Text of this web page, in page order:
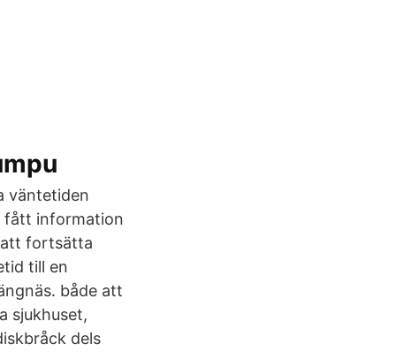
väntetiden
fått information
att fortsätta
till en
både att
sjukhuset,
dels